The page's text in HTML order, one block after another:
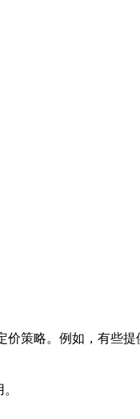
策略。例如，有些提